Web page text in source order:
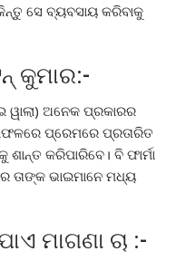
ସେ ବ୍ୟବସାୟ କରିବାକୁ
କୁମାର:-
ୱାଲା) ଅନେକ ପ୍ରକାରର
ପ୍ରେମରେ ପ୍ରତାରିତ
କରିପାରିବେ। ବି ଫାର୍ମା
ତାଙ୍କ ଭାଇମାନେ ମଧ୍ୟ
ମାଗଣା ଚା :-